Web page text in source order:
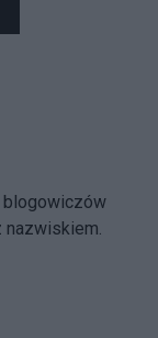
blogowiczów
nazwiskiem.